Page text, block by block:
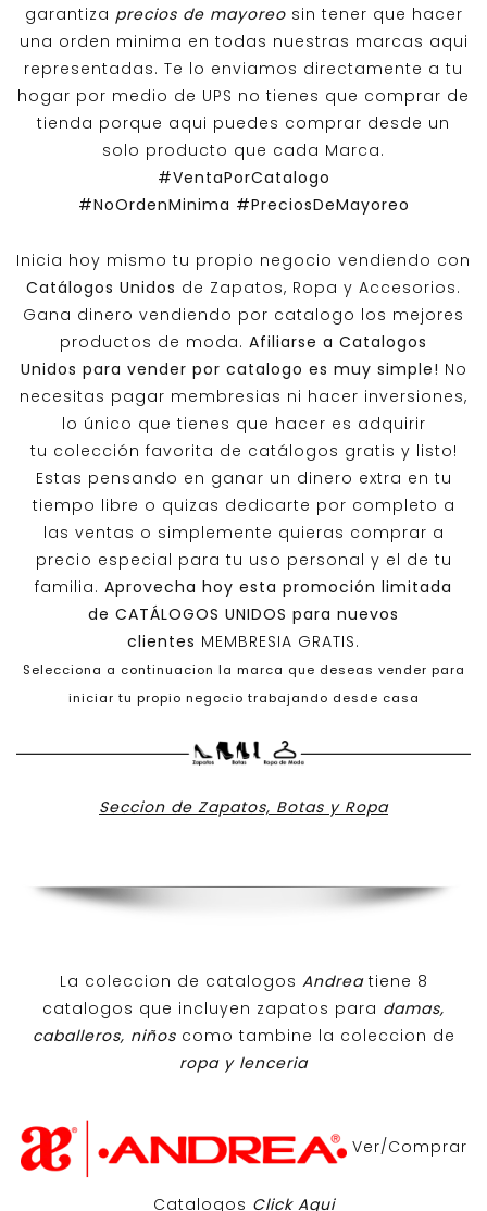
garantiza precios de mayoreosin tener que hacer
una orden minima en todas nuestras marcas aqui
representadas. Te lo enviamos directamente a tu
hogar por medio de UPS no tienes que comprar de
tienda porque aqui puedes comprar desde un
solo producto que cada Marca.
#VentaPorCatalogo
#NoOrdenMinima #PreciosDeMayoreo
Inicia hoy mismo tu propio negocio vendiendo con
Catálogos Unidos de Zapatos, Ropa y Accesorios.
Gana dinero vendiendo por catalogo los mejores
productos de moda. Afiliarse a Catalogos
Unidos para vender por catalogo es muy simple! No
necesitas pagar membresias ni hacer inversiones,
lo único que tienes que hacer es adquirir
tu colección favorita de catálogos gratis y listo!
Estas pensando en ganar un dinero extra en tu
tiempo libre o quizas dedicarte por completo a
las ventas o simplemente quieras comprar a
precio especial para tu uso personal y el de tu
familia. Aprovecha hoy esta promoción limitada
de CATÁLOGOS UNIDOS para nuevos
clientes MEMBRESIA GRATIS.
Selecciona a continuacion la marca que deseas vender para
iniciar tu propio negocio trabajando desde casa
Seccion de Zapatos, Botas y Ropa
La coleccion de catalogos Andreatiene 8
catalogos que incluyen zapatos para damas,
caballeros, niños como tambine la coleccion de
ropa y lenceria
Ver/Comprar
Catalogos Click Aqui